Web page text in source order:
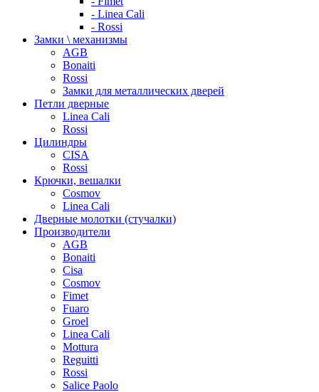
- Linea Cali
- Rossi
Замки \ механизмы
AGB
Bonaiti
Rossi
Замки для металлических дверей
Петли дверные
Linea Cali
Rossi
Цилиндры
CISA
Rossi
Крючки, вешалки
Cosmov
Linea Cali
Дверные молотки (стучалки)
Производители
AGB
Bonaiti
Cisa
Cosmov
Fimet
Fuaro
Groel
Linea Cali
Mottura
Reguitti
Rossi
Salice Paolo